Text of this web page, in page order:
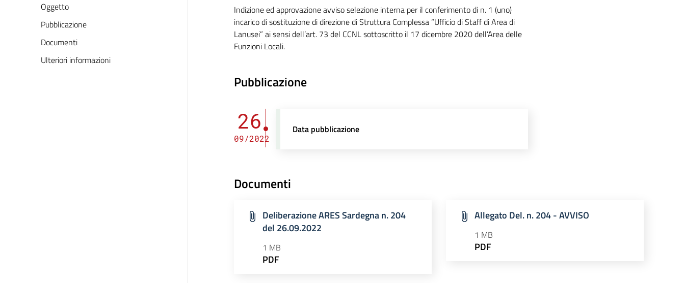
Oggetto
Pubblicazione
Documenti
Ulteriori informazioni
Indizione ed approvazione avviso selezione interna per il conferimento di n. 1 (uno)
incarico di sostituzione di direzione di Struttura Complessa “Ufficio di Staff di Area di
Lanusei” ai sensi dell’art. 73 del CCNL sottoscritto il 17 dicembre 2020 dell’Area delle
Funzioni Locali.
Pubblicazione
26
09/2022
Data pubblicazione
Documenti
Deliberazione ARES Sardegna n. 204
del 26.09.2022
1 MB
PDF
Allegato Del. n. 204 - AVVISO
1 MB
PDF